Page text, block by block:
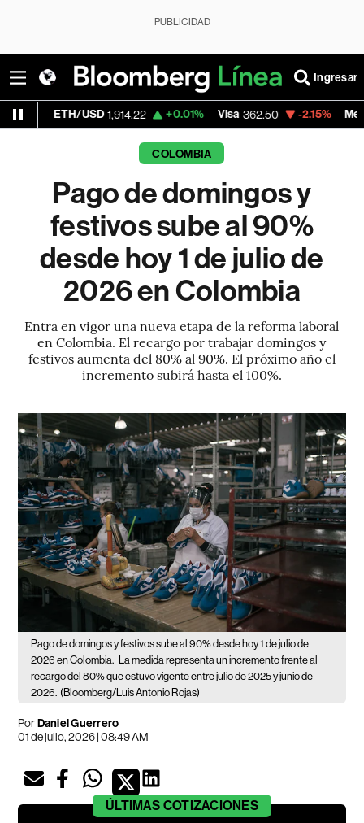
PUBLICIDAD
Ingresar
1,914.22 +0.01% Visa 362.50 -2.15% MercadoLibre
COLOMBIA
Pago de domingos y
festivos sube al 90%
desde hoy 1 de julio de
2026 en Colombia
Entra en vigor una nueva etapa de la reforma laboral
en Colombia. El recargo por trabajar domingos y
festivos aumenta del 80% al 90%. El próximo año el
incremento subirá hasta el 100%.
Pago de domingos y festivos sube al 90% desde hoy 1 de julio de
2026 en Colombia.
La medida representa un incremento frente al
recargo del 80% que estuvo vigente entre julio de 2025 y junio de
2026. (Bloomberg/Luis Antonio Rojas)
PorDaniel Guerrero
01 de julio, 2026 | 08:49 AM
ÚLTIMAS COTIZACIONES